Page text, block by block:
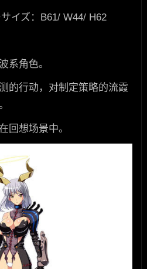
イズ：B61/ W44/ H62
系角色。
的行动，对制定策略的流霞
回想场景中。